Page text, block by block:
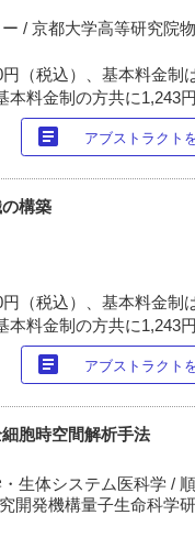
/ 京都大学高等研究院
（税込）、基本料金制
料金制の方共に1,243円
article アブストラクト
構築
（税込）、基本料金制
料金制の方共に1,243円
article アブストラクト
胞時空間解析手法
生体システム医科学 /
開発機構量子生命科学